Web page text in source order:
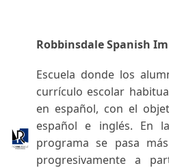
Robbinsdale Spanish
Escuela donde los
currículo escolar
en español, con el
español e inglés. En
programa se pasa
progresivamente a